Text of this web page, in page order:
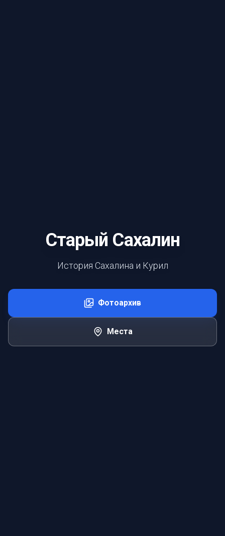
Старый Сахалин
История Сахалина и Курил
Фотоархив
Места